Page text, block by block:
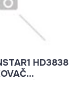
HD3838